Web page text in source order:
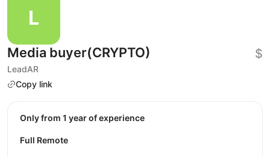
Media buyer(CRYPTO)
LeadAR
Copy link
$
Only from 1 year of experience
Full Remote